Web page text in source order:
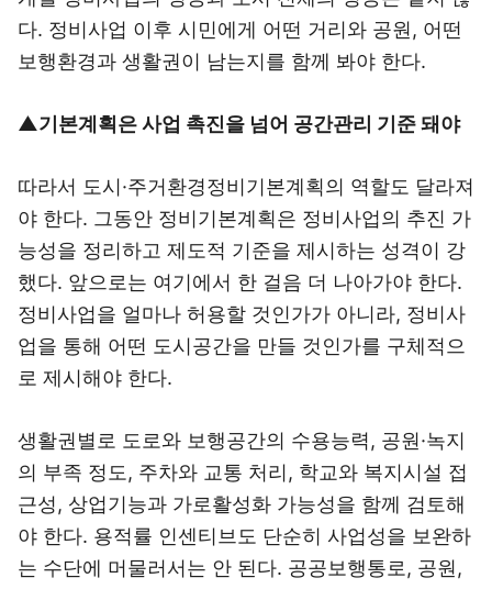
다. 정비사업 이후 시민에게 어떤 거리와 공원, 어떤
보행환경과 생활권이 남는지를 함께 봐야 한다.
▲기본계획은 사업 촉진을 넘어 공간관리 기준 돼야
따라서 도시·주거환경정비기본계획의 역할도 달라져
야 한다. 그동안 정비기본계획은 정비사업의 추진 가
능성을 정리하고 제도적 기준을 제시하는 성격이 강
했다. 앞으로는 여기에서 한 걸음 더 나아가야 한다.
정비사업을 얼마나 허용할 것인가가 아니라, 정비사
업을 통해 어떤 도시공간을 만들 것인가를 구체적으
로 제시해야 한다.
생활권별로 도로와 보행공간의 수용능력, 공원·녹지
의 부족 정도, 주차와 교통 처리, 학교와 복지시설 접
근성, 상업기능과 가로활성화 가능성을 함께 검토해
야 한다. 용적률 인센티브도 단순히 사업성을 보완하
는 수단에 머물러서는 안 된다. 공공보행통로, 공원,